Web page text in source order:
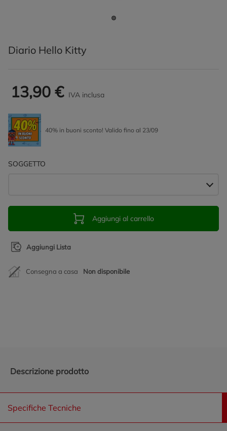
Diario Hello Kitty
13,90 € IVA inclusa
40% in buoni sconto! Valido fino al 23/09
SOGGETTO
Aggiungi al carrello
Aggiungi Lista
Consegna a casa Non disponibile
Descrizione prodotto
Specifiche Tecniche